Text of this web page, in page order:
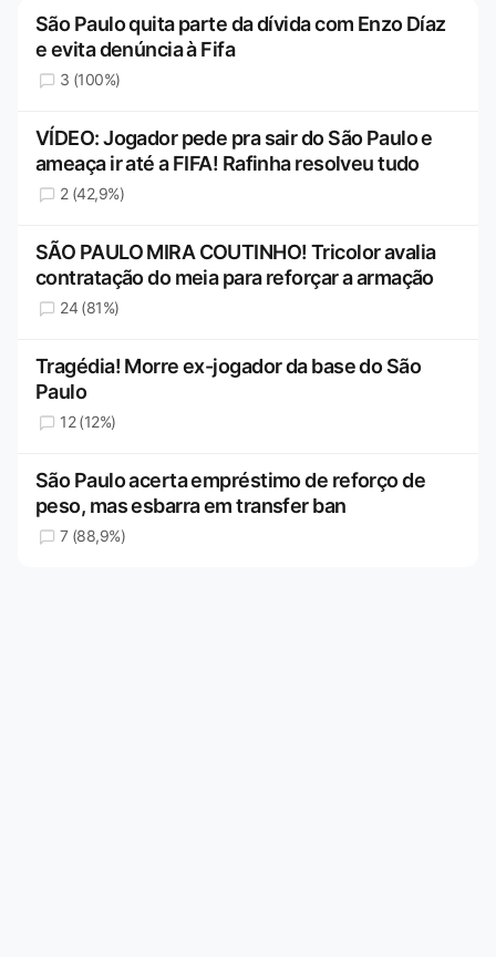
São Paulo quita parte da dívida com Enzo Díaz
e evita denúncia à Fifa
3 (100%)
VÍDEO: Jogador pede pra sair do São Paulo e
ameaça ir até a FIFA! Rafinha resolveu tudo
2 (42,9%)
SÃO PAULO MIRA COUTINHO! Tricolor avalia
contratação do meia para reforçar a armação
24 (81%)
Tragédia! Morre ex-jogador da base do São
Paulo
12 (12%)
São Paulo acerta empréstimo de reforço de
peso, mas esbarra em transfer ban
7 (88,9%)